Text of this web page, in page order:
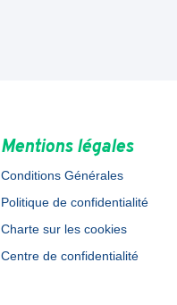
Mentions légales
Conditions Générales
Politique de confidentialité
Charte sur les cookies
Centre de confidentialité